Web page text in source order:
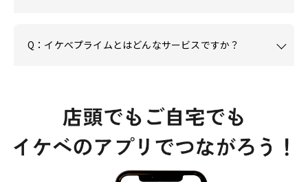
Q：イケベプライムとはどんなサービスですか？